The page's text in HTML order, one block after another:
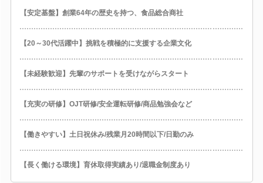
【安定基盤】創業64年の歴史を持つ、食品総合商社
【20～30代活躍中】挑戦を積極的に支援する企業文化
【未経験歓迎】先輩のサポートを受けながらスタート
【充実の研修】OJT研修/安全運転研修/商品勉強会など
【働きやすい】土日祝休み/残業月20時間以下/日勤のみ
【長く働ける環境】育休取得実績あり/退職金制度あり